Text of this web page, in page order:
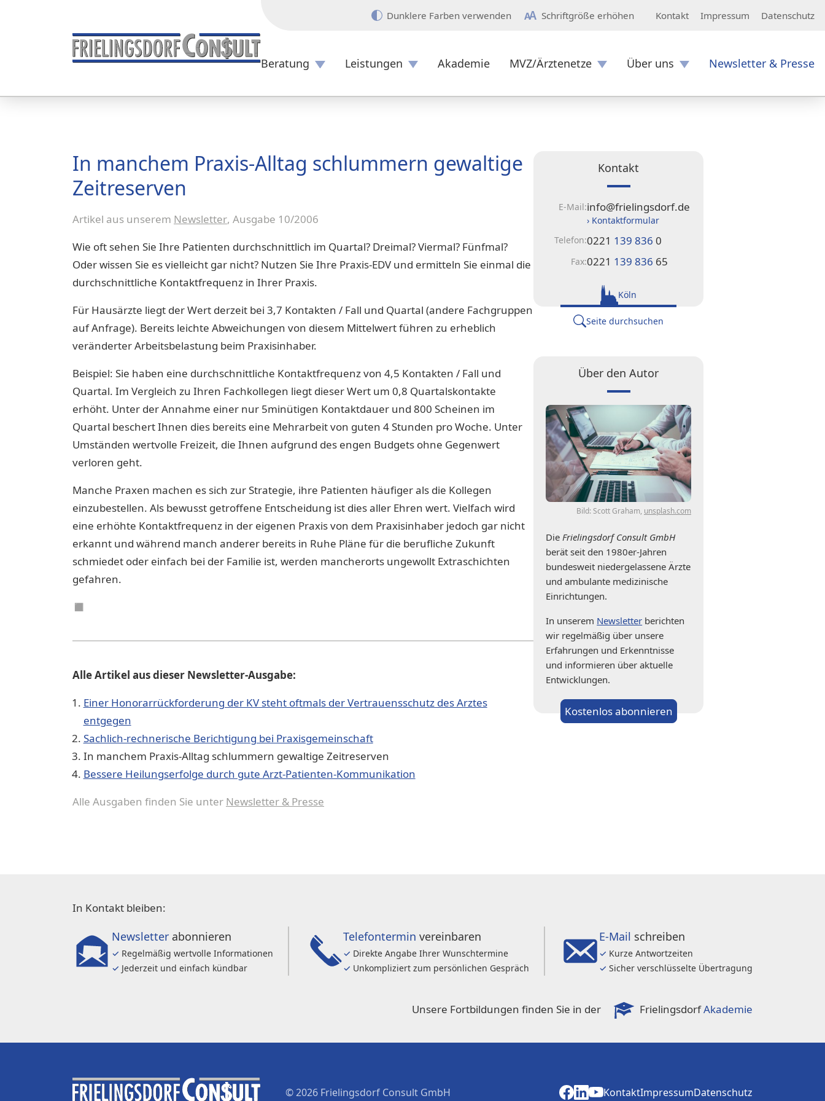
Beratung Leistungen Akademie MVZ/Ärztenetze Über uns Newsletter & Presse
Dunklere Farben verwenden Schriftgröße erhöhen Kontakt Impressum Datenschutz
In manchem Praxis-Alltag schlummern gewaltige
Zeitreserven
Artikel aus unserem Newsletter, Ausgabe 10/2006
Wie oft sehen Sie Ihre Patienten durchschnittlich im Quartal? Dreimal? Viermal? Fünfmal?
Oder wissen Sie es vielleicht gar nicht? Nutzen Sie Ihre Praxis-EDV und ermitteln Sie einmal die
durchschnittliche Kontaktfrequenz in Ihrer Praxis.
Für Hausärzte liegt der Wert derzeit bei 3,7 Kontakten / Fall und Quartal (andere Fachgruppen
auf Anfrage). Bereits leichte Abweichungen von diesem Mittelwert führen zu erheblich
veränderter Arbeitsbelastung beim Praxisinhaber.
Beispiel: Sie haben eine durchschnittliche Kontaktfrequenz von 4,5 Kontakten / Fall und
Quartal. Im Vergleich zu Ihren Fachkollegen liegt dieser Wert um 0,8 Quartalskontakte
erhöht. Unter der Annahme einer nur 5minütigen Kontaktdauer und 800 Scheinen im
Quartal beschert Ihnen dies bereits eine Mehrarbeit von guten 4 Stunden pro Woche. Unter
Umständen wertvolle Freizeit, die Ihnen aufgrund des engen Budgets ohne Gegenwert
verloren geht.
Manche Praxen machen es sich zur Strategie, ihre Patienten häufiger als die Kollegen
einzubestellen. Als bewusst getroffene Entscheidung ist dies aller Ehren wert. Vielfach wird
eine erhöhte Kontaktfrequenz in der eigenen Praxis von dem Praxisinhaber jedoch gar nicht
erkannt und während manch anderer bereits in Ruhe Pläne für die berufliche Zukunft
schmiedet oder einfach bei der Familie ist, werden mancherorts ungewollt Extraschichten
gefahren.
◼︎
Alle Artikel aus dieser Newsletter-Ausgabe:
Einer Honorarrückforderung der KV steht oftmals der Vertrauensschutz des Arztes
entgegen
Sachlich-rechnerische Berichtigung bei Praxisgemeinschaft
In manchem Praxis-Alltag schlummern gewaltige Zeitreserven
Bessere Heilungserfolge durch gute Arzt-Patienten-Kommunikation
Alle Ausgaben finden Sie unter Newsletter & Presse
Kontakt
E-Mail:info@frielingsdorf.de
› Kontaktformular
Telefon:0221 139 836 0
Fax:0221 139 836 65
Köln
Seite durchsuchen
Über den Autor
Bild: Scott Graham, unsplash.com
DieFrielingsdorf Consult GmbH
berät seit den 1980er-Jahren
bundesweit niedergelassene Ärzte
und ambulante medizinische
Einrichtungen.
In unserem Newsletter berichten
wir regelmäßig über unsere
Erfahrungen und Erkenntnisse
und informieren über aktuelle
Entwicklungen.
Kostenlos abonnieren
In Kontakt bleiben:
Newsletter abonnieren
✓ Regelmäßig wertvolle Informationen
✓ Jederzeit und einfach kündbar
Telefontermin vereinbaren
✓ Direkte Angabe Ihrer Wunschtermine
✓ Unkompliziert zum persönlichen Gespräch
E-Mail schreiben
✓ Kurze Antwortzeiten
✓ Sicher verschlüsselte Übertragung
Unsere Fortbildungen finden Sie in der FrielingsdorfAkademie
© 2026 Frielingsdorf Consult GmbH KontaktImpressumDatenschutz